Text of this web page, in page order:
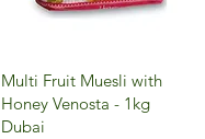
Multi Fruit Muesli with
Honey Venosta - 1kg
Dubai